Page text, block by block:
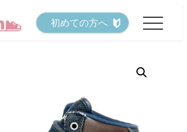
初めての方へ